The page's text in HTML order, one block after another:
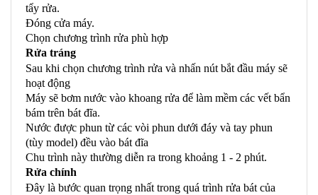
tẩy rửa.
Đóng cửa máy.
Chọn chương trình rửa phù hợp
Rửa tráng
Sau khi chọn chương trình rửa và nhấn nút bắt đầu máy sẽ
hoạt động
Máy sẽ bơm nước vào khoang rửa để làm mềm các vết bẩn
bám trên bát đĩa.
Nước được phun từ các vòi phun dưới đáy và tay phun
(tùy model) đều vào bát đĩa
Chu trình này thường diễn ra trong khoảng 1 - 2 phút.
Rửa chính
Đây là bước quan trọng nhất trong quá trình rửa bát của